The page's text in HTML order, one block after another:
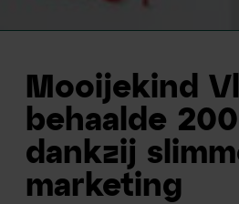
Mooijekind
behaalde
dankzij
marketing